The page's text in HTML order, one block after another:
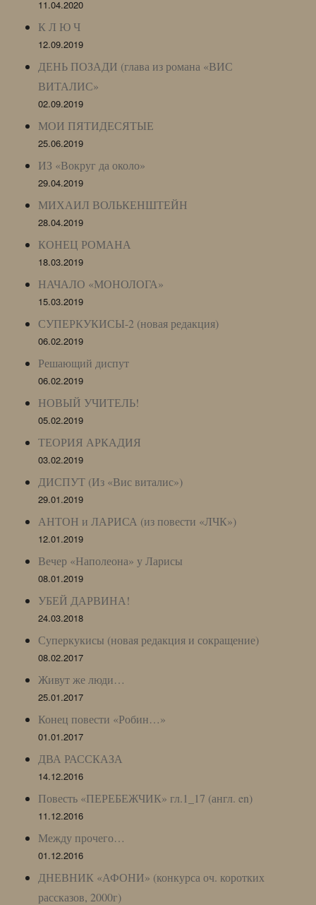
11.04.2020
К Л Ю Ч
12.09.2019
ДЕНЬ ПОЗАДИ (глава из романа «ВИС
ВИТАЛИС»
02.09.2019
МОИ ПЯТИДЕСЯТЫЕ
25.06.2019
ИЗ «Вокруг да около»
29.04.2019
МИХАИЛ ВОЛЬКЕНШТЕЙН
28.04.2019
КОНЕЦ РОМАНА
18.03.2019
НАЧАЛО «МОНОЛОГА»
15.03.2019
СУПЕРКУКИСЫ-2 (новая редакция)
06.02.2019
Решающий диспут
06.02.2019
НОВЫЙ УЧИТЕЛЬ!
05.02.2019
ТЕОРИЯ АРКАДИЯ
03.02.2019
ДИСПУТ (Из «Вис виталис»)
29.01.2019
АНТОН и ЛАРИСА (из повести «ЛЧК»)
12.01.2019
Вечер «Наполеона» у Ларисы
08.01.2019
УБЕЙ ДАРВИНА!
24.03.2018
Суперкукисы (новая редакция и сокращение)
08.02.2017
Живут же люди…
25.01.2017
Конец повести «Робин…»
01.01.2017
ДВА РАССКАЗА
14.12.2016
Повесть «ПЕРЕБЕЖЧИК» гл.1_17 (англ. en)
11.12.2016
Между прочего…
01.12.2016
ДНЕВНИК «АФОНИ» (конкурса оч. коротких
рассказов, 2000г)